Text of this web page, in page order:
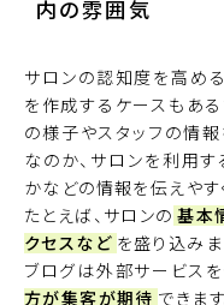
内の雰囲気
サロンの認知度を高め
を作成するケースもあ
の様子やスタッフの情
なのか、サロンを利用
かなどの情報を伝えやす
たとえば、サロンの 基本
クセスなど を盛り込みま
ブログは外部サービスを
方が集客が期待 できます